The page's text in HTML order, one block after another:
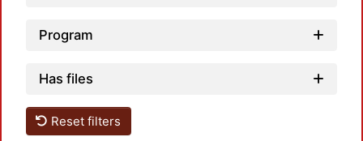
Program
Has files
Reset filters